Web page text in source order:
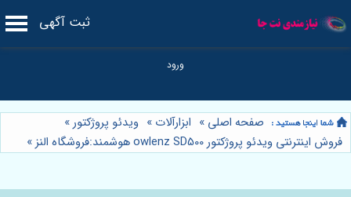
ثبت آگهی
صفحه اصلی » ابزارآلات » ویدئو پروژکتور»
فروش اینترنتی ویدئو پروژکتور owlenz SD500 هوشمند:فروشگاه النز
»